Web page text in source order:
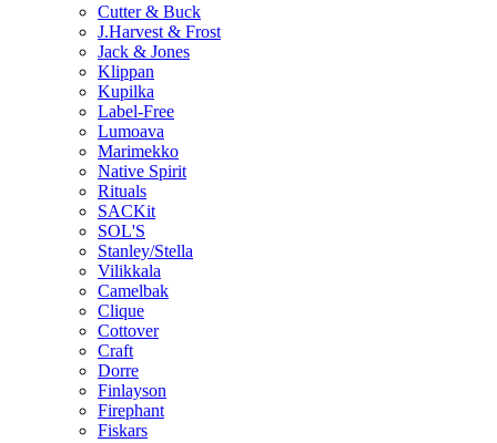
Cutter & Buck
J.Harvest & Frost
Jack & Jones
Klippan
Kupilka
Label-Free
Lumoava
Marimekko
Native Spirit
Rituals
SACKit
SOL'S
Stanley/Stella
Vilikkala
Camelbak
Clique
Cottover
Craft
Dorre
Finlayson
Firephant
Fiskars